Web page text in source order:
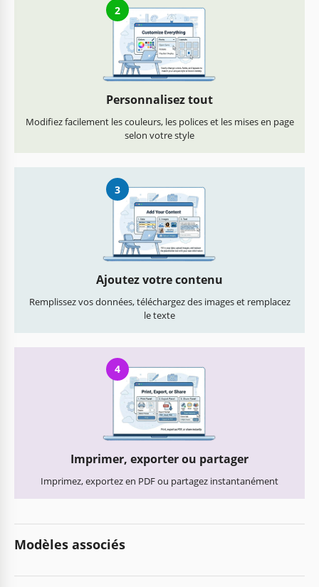
2
Personnalisez tout
Modifiez facilement les couleurs, les polices et les mises en page
selon votre style
3
Ajoutez votre contenu
Remplissez vos données, téléchargez des images et remplacez
le texte
4
Imprimer, exporter ou partager
Imprimez, exportez en PDF ou partagez instantanément
Modèles associés